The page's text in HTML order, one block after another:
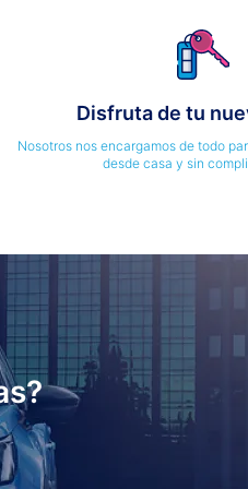
Disfruta de tu
Nosotros nos encargamos de todo
desde casa y sin